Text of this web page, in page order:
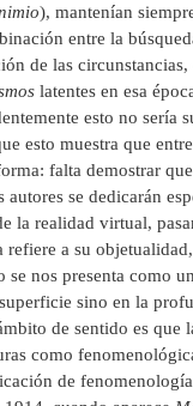
), mantenían
entre la
de las
latentes en esa
esto no sería
esto muestra que
falta demostrar
autores se dedicarán
la realidad virtual,
refiere a su
se nos presenta como
sino en la
de sentido es
como
de